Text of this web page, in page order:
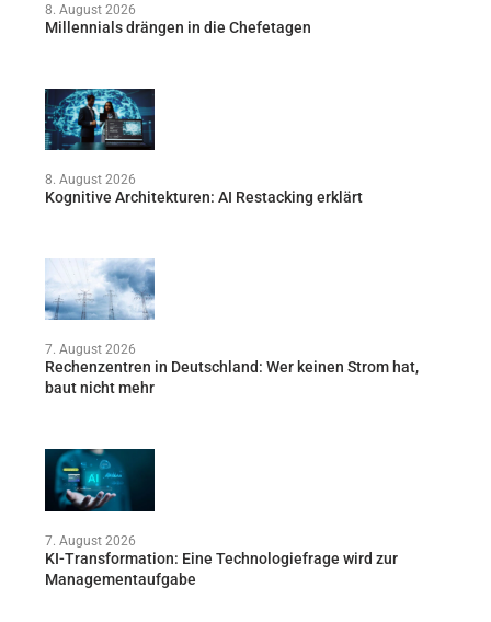
8. August 2026
Millennials drängen in die Chefetagen
8. August 2026
Kognitive Architekturen: AI Restacking erklärt
7. August 2026
Rechenzentren in Deutschland: Wer keinen Strom hat,
baut nicht mehr
7. August 2026
KI-Transformation: Eine Technologiefrage wird zur
Managementaufgabe